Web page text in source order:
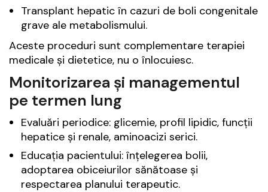
Transplant hepatic în cazuri de boli congenitale
grave ale metabolismului.
Aceste proceduri sunt complementare terapiei
medicale și dietetice, nu o înlocuiesc.
Monitorizarea și managementul
pe termen lung
Evaluări periodice: glicemie, profil lipidic, funcții
hepatice și renale, aminoacizi serici.
Educația pacientului: înțelegerea bolii,
adoptarea obiceiurilor sănătoase și
respectarea planului terapeutic.